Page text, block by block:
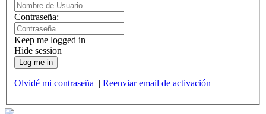
Contraseña:
Keep me logged in
Hide session
Log me in
Olvidé mi contraseña | Reenviar email de activación